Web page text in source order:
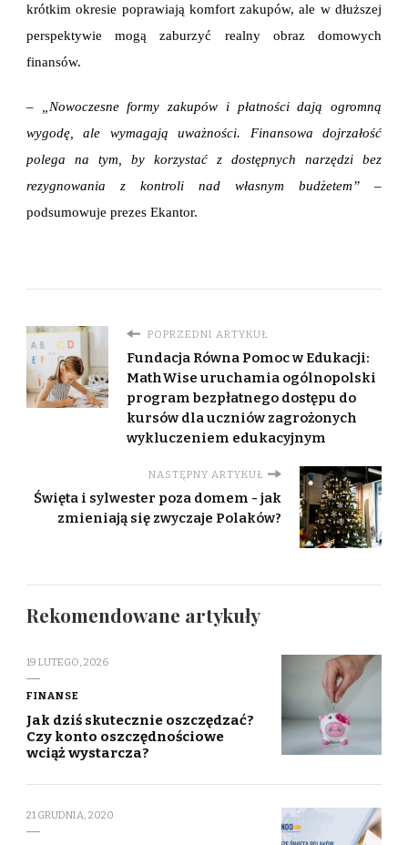
krótkim okresie poprawiają komfort zakupów, ale w dłuższej
perspektywie mogą zaburzyć realny obraz domowych
finansów.
– „Nowoczesne formy zakupów i płatności dają ogromną
wygodę, ale wymagają uważności. Finansowa dojrzałość
polega na tym, by korzystać z dostępnych narzędzi bez
rezygnowania z kontroli nad własnym budżetem” –
podsumowuje prezes Ekantor.
POPRZEDNI ARTYKUŁ
Fundacja Równa Pomoc w Edukacji:
MathWise uruchamia ogólnopolski
program bezpłatnego dostępu do
kursów dla uczniów zagrożonych
wykluczeniem edukacyjnym
NASTĘPNY ARTYKUŁ
Święta i sylwester poza domem - jak
zmieniają się zwyczaje Polaków?
Rekomendowane artykuły
19 LUTEGO, 2026
FINANSE
Jak dziś skutecznie oszczędzać?
Czy konto oszczędnościowe
wciąż wystarcza?
21 GRUDNIA, 2020